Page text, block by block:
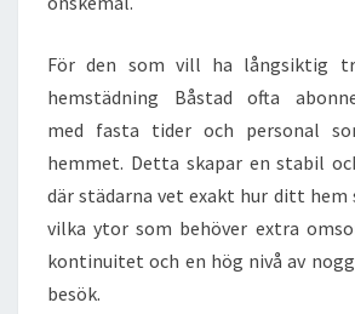
För den som vill ha långsiktig
hemstädning Båstad ofta
med fasta tider och personal
hemmet. Detta skapar en stabil
där städarna vet exakt hur ditt hem
vilka ytor som behöver extra
kontinuitet och en hög nivå av
besök.